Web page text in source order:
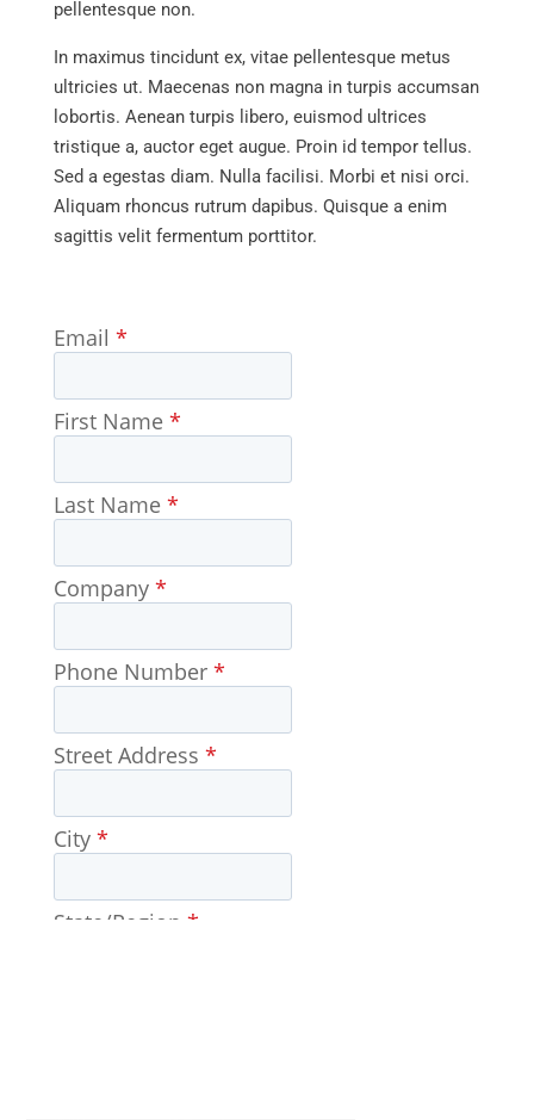
pellentesque non.
In maximus tincidunt ex, vitae pellentesque metus
ultricies ut. Maecenas non magna in turpis accumsan
lobortis. Aenean turpis libero, euismod ultrices
tristique a, auctor eget augue. Proin id tempor tellus.
Sed a egestas diam. Nulla facilisi. Morbi et nisi orci.
Aliquam rhoncus rutrum dapibus. Quisque a enim
sagittis velit fermentum porttitor.